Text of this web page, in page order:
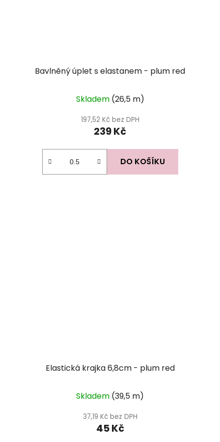
Bavlněný úplet s elastanem - plum red
Skladem (26,5 m)
197,52 Kč bez DPH
239 Kč
DO KOŠÍKU
Elastická krajka 6,8cm - plum red
Skladem (39,5 m)
37,19 Kč bez DPH
45 Kč